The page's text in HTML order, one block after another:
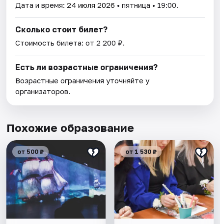
Дата и время:24 июля 2026 • пятница • 19:00.
Сколько стоит билет?
Стоимость билета: от 2 200 ₽.
Есть ли возрастные ограничения?
Возрастные ограничения уточняйте у
организаторов.
Похожие образование
от 500 ₽ от 1 530 ₽